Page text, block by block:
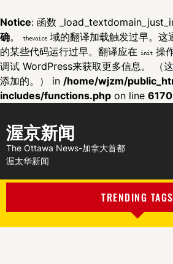
Notice: 函数
确。 thevoice 域的翻译加载触发过早。这
的某些代码运行过早。翻译应在
init 操
调试 WordPress来获取更多信息。 （
添加的。） in /home/wjzm/
includes/functions.php on line 6170
渥京新闻
The Ottawa News-加拿大首都
渥太华新闻
TRENDING TAGS